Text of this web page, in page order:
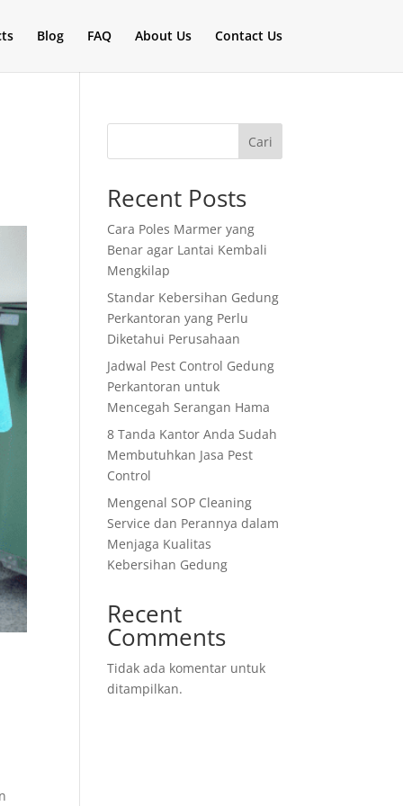
Blog FAQ About Us Contact Us
Cari
Recent Posts
Cara Poles Marmer yang
Benar agar Lantai Kembali
Mengkilap
Standar Kebersihan Gedung
Perkantoran yang Perlu
Diketahui Perusahaan
Jadwal Pest Control Gedung
Perkantoran untuk
Mencegah Serangan Hama
8 Tanda Kantor Anda Sudah
Membutuhkan Jasa Pest
Control
Mengenal SOP Cleaning
Service dan Perannya dalam
Menjaga Kualitas
Kebersihan Gedung
Recent
Comments
Tidak ada komentar untuk
ditampilkan.